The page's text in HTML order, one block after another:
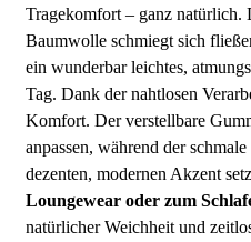
Tragekomfort – ganz
Baumwolle schmiegt sich
ein wunderbar leichtes,
Tag. Dank der nahtlosen
Komfort. Der verstellbare
anpassen, während der
dezenten, modernen Akzent
Loungewear oder zum
natürlicher Weichheit und